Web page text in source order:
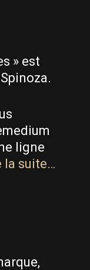
» est
ligne
la suite…